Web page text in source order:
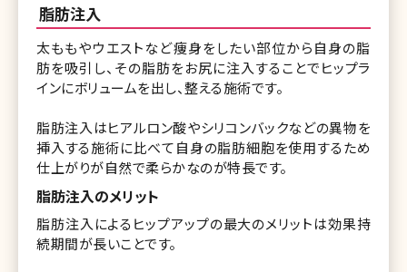
脂肪注入
太ももやウエストなど痩身をしたい部位から自身の脂
肪を吸引し、その脂肪をお尻に注入することでヒップラ
インにボリュームを出し、整える施術です。
脂肪注入はヒアルロン酸やシリコンバックなどの異物を
挿入する施術に比べて自身の脂肪細胞を使用するため
仕上がりが自然で柔らかなのが特長です。
脂肪注入のメリット
脂肪注入によるヒップアップの最大のメリットは効果持
続期間が長いことです。